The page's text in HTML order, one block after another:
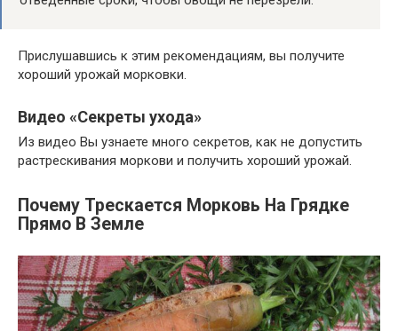
Прислушавшись к этим рекомендациям, вы получите
хороший урожай морковки.
Видео «Секреты ухода»
Из видео Вы узнаете много секретов, как не допустить
растрескивания моркови и получить хороший урожай.
Почему Трескается Морковь На Грядке
Прямо В Земле